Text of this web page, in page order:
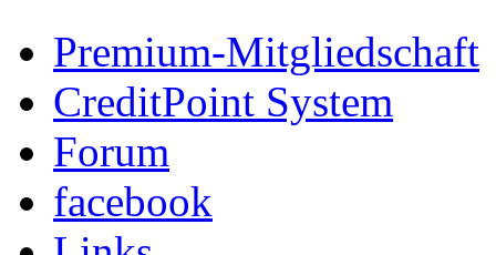
Premium-Mitgliedschaft
CreditPoint System
Forum
facebook